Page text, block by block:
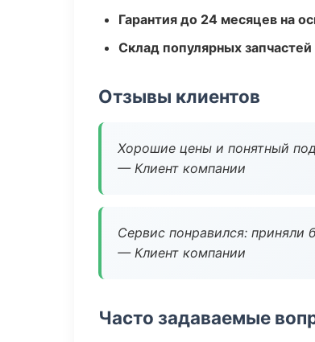
Гарантия до 24 месяцев на
Склад популярных
Отзывы клиентов
Хорошие цены и понятный
— Клиент компании
Сервис понравился: приняли
— Клиент компании
Часто задаваемые